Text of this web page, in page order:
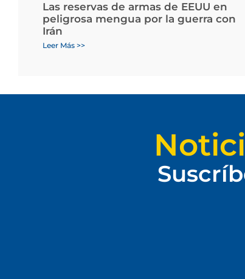
Las reservas de armas de EEUU en
peligrosa mengua por la guerra con
Irán
Leer Más >>